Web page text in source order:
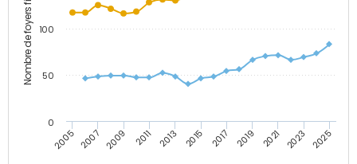
Nombre de foyers fiscaux
2005 2007 2009 2011 2013 2015 2017 2019 2021 2023 2025
0
50
100